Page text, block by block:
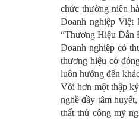
chức thường niên
Doanh nghiệp
“Thương Hiệu Dẫn
Doanh nghiệp có
thương hiệu có
luôn hướng đến
Với hơn một thập
nghề đầy tâm
thất thủ công mỹ